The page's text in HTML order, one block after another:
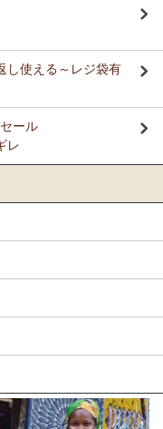
の技×アフリカの色』
シークレットセール】
サイズ（縦長・横長）
の作品新入荷！
ズの作品 新入荷！作家
シークレットセール】
ングワンピースへ
しいです。よろしくお
ートバッグへのご
欲しかったのですが、
ったりして、毎回購入
などと、想像力をかき
に入っております。
し使える～レジ袋有
ール
レ